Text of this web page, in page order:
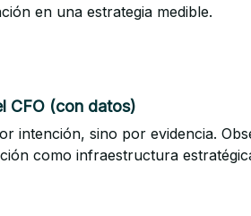
en una estrategia medible.
CFO (con datos)
intención, sino por evidencia.
como infraestructura